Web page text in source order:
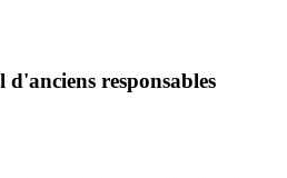
responsables